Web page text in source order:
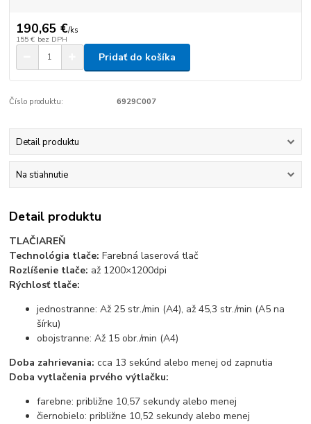
190,65 €/ks
155 € bez DPH
Pridať do košíka
Číslo produktu: 6929C007
Detail produktu
Na stiahnutie
Detail produktu
TLAČIAREŇ
Technológia tlače: Farebná laserová tlač
Rozlíšenie tlače: až 1200×1200dpi
Rýchlosť tlače:
jednostranne: Až 25 str./min (A4), až 45,3 str./min (A5 na
šírku)
obojstranne: Až 15 obr./min (A4)
Doba zahrievania: cca 13 sekúnd alebo menej od zapnutia
Doba vytlačenia prvého výtlačku:
farebne: približne 10,57 sekundy alebo menej
čiernobielo: približne 10,52 sekundy alebo menej